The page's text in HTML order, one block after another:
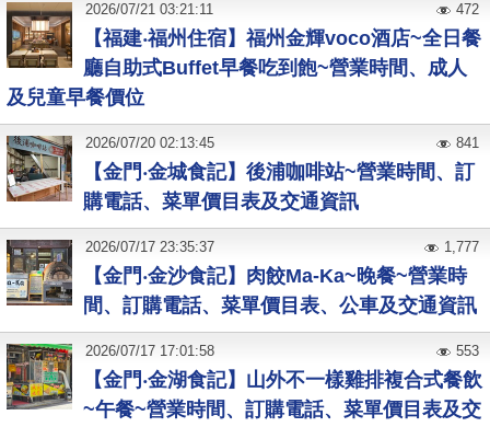
【福建‧福州住宿】福州金輝voco酒店~全日餐
廳自助式Buffet早餐吃到飽~營業時間、成人
及兒童早餐價位
2026/07/21 03:21:11 472
【金門‧金城食記】後浦咖啡站~營業時間、訂
購電話、菜單價目表及交通資訊
2026/07/20 02:13:45 841
【金門‧金沙食記】肉餃Ma-Ka~晚餐~營業時
間、訂購電話、菜單價目表、公車及交通資訊
2026/07/17 23:35:37 1,777
【金門‧金湖食記】山外不一樣雞排複合式餐飲
~午餐~營業時間、訂購電話、菜單價目表及交
2026/07/17 17:01:58 553